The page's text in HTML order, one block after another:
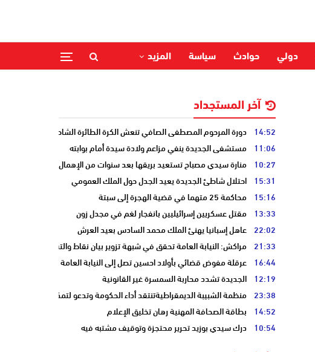
دولي حوادث سياسة المزيد
آخر المستجداد
14:52 دورة المرحوم المصطفى الصافي تنعش الكرة الطائرة الشاطئية بالحوزية
11:06 مستشفى الجديدة ينفي مزاعم ولادة سيدة أمام بوابته
10:27 منارة سيدي مصباح تستعيد بريقها بعد سنوات من الإهمال
15:31 احتلال شاطئ الجديدة يعيد الجدل حول الملك العمومي
15:16 محاكمة 25 متهما في قضية الهجرة إلى سبتة
13:33 مقتل عسكريين إسرائيليين بانفجار لغم في مجدل زون
22:02 عاهل إسبانيا يهنئ الملك محمد السادس بعيد العرش
21:33 مراكش: النيابة العامة تحقق في شبهة تزوير بيان نقاط والتشهير بطالب
16:44 عرقلة مفوض قضائي بأولاد احسين تصل إلى النيابة العامة
12:19 الجديدة تشدد محاربة السمسرة غير القانونية
23:38 منظمة الشبيبة الديمقراطيةتنتقد أداء الحكومة وتدعو لتمكين الشباب
14:52 بطاقة الصحافة المهنية رهان تخليق الإعلام
10:54 درك سيدي بوزيد تحرير محتجزة وتوقيف مشتبه فيه